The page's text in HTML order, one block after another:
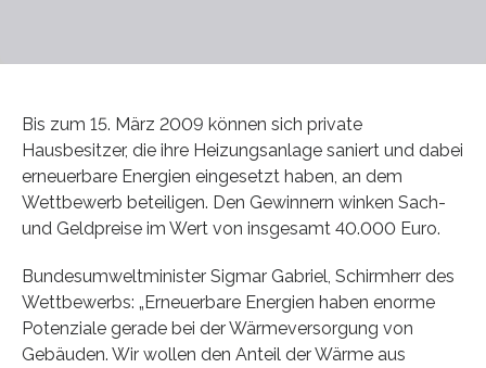
Bis zum 15. März 2009 können sich private
Hausbesitzer, die ihre Heizungsanlage saniert und dabei
erneuerbare Energien eingesetzt haben, an dem
Wettbewerb beteiligen. Den Gewinnern winken Sach-
und Geldpreise im Wert von insgesamt 40.000 Euro.
Bundesumweltminister Sigmar Gabriel, Schirmherr des
Wettbewerbs: „Erneuerbare Energien haben enorme
Potenziale gerade bei der Wärmeversorgung von
Gebäuden. Wir wollen den Anteil der Wärme aus